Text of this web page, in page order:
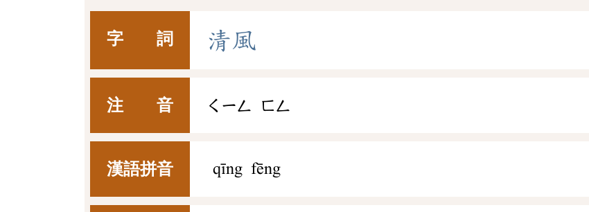
字 詞 清風
注 音 ㄑㄧㄥ ㄈㄥ
漢語拼音 qīng fēng